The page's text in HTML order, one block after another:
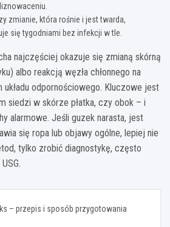
zmianie, która rośnie i jest twarda,
się tygodniami bez infekcji w tle.
najczęściej okazuje się zmianą skórną
albo reakcją węzła chłonnego na
układu odpornościowego. Kluczowe jest
siedzi w skórze płatka, czy obok – i
alarmowe. Jeśli guzek narasta, jest
się ropa lub objawy ogólne, lepiej nie
tylko zrobić diagnostykę, często
– przepis i sposób przygotowania